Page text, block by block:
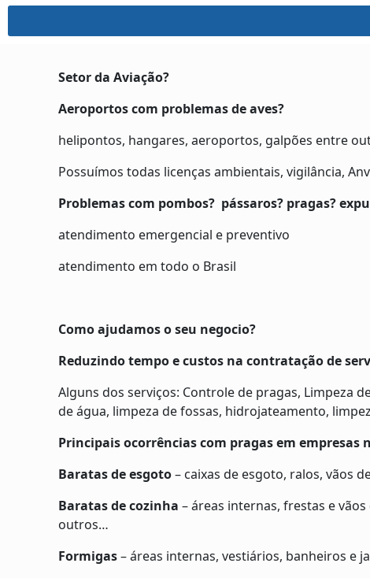
Setor da Aviação?
Aeroportos com problemas de aves?
helipontos, hangares, aeroportos, galpões entre
Possuímos todas licenças ambientais, vigilância,
Problemas com pombos? pássaros? pragas?
atendimento emergencial e preventivo
atendimento em todo o Brasil
Como ajudamos o seu negocio?
Reduzindo tempo e custos na contratação de
Alguns dos serviços: Controle de pragas, Limpeza
de água, limpeza de fossas, hidrojateamento,
Principais ocorrências com pragas em empresas
Baratas de esgoto– caixas de esgoto, ralos, vãos
Baratas de cozinha– áreas internas, frestas e
outros…
Formigas– áreas internas, vestiários, banheiros e